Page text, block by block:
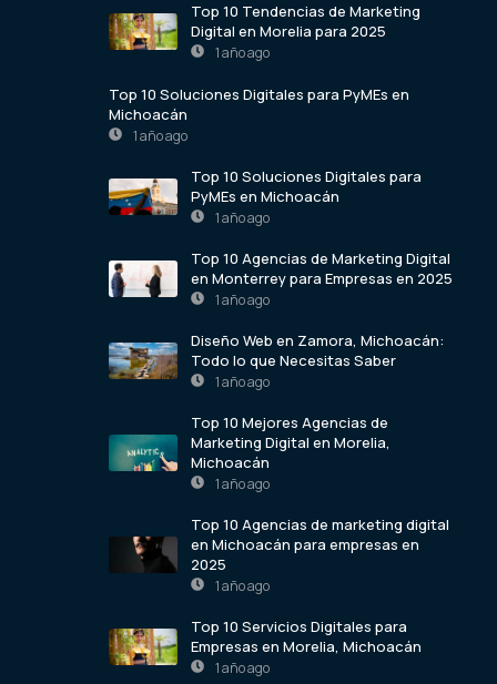
Top 10 Tendencias de Marketing
Digital en Morelia para 2025
1 año ago
Top 10 Soluciones Digitales para PyMEs en
Michoacán
1 año ago
Top 10 Soluciones Digitales para
PyMEs en Michoacán
1 año ago
Top 10 Agencias de Marketing Digital
en Monterrey para Empresas en 2025
1 año ago
Diseño Web en Zamora, Michoacán:
Todo lo que Necesitas Saber
1 año ago
Top 10 Mejores Agencias de
Marketing Digital en Morelia,
Michoacán
1 año ago
Top 10 Agencias de marketing digital
en Michoacán para empresas en
2025
1 año ago
Top 10 Servicios Digitales para
Empresas en Morelia, Michoacán
1 año ago